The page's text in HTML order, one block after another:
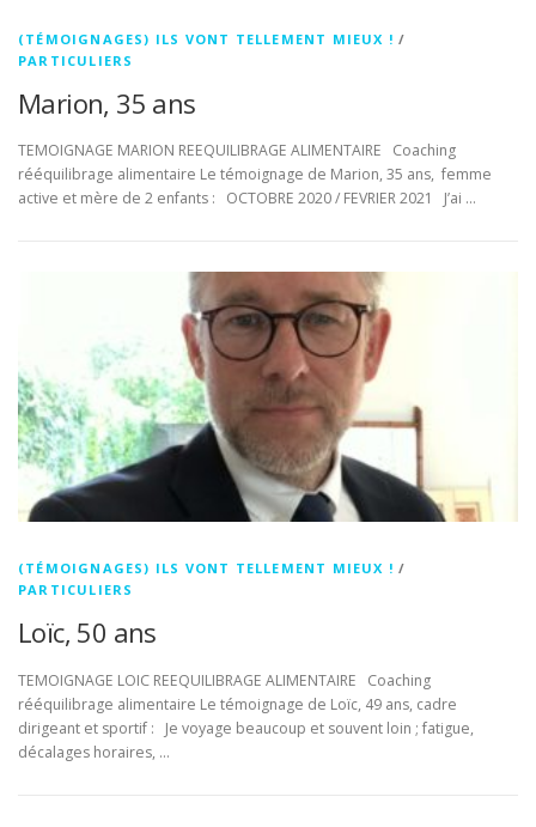
(TÉMOIGNAGES) ILS VONT TELLEMENT MIEUX ! /
PARTICULIERS
Marion, 35 ans
TEMOIGNAGE MARION REEQUILIBRAGE ALIMENTAIRE Coaching
rééquilibrage alimentaire Le témoignage de Marion, 35 ans, femme
active et mère de 2 enfants : OCTOBRE 2020 / FEVRIER 2021 J’ai …
(TÉMOIGNAGES) ILS VONT TELLEMENT MIEUX ! /
PARTICULIERS
Loïc, 50 ans
TEMOIGNAGE LOIC REEQUILIBRAGE ALIMENTAIRE Coaching
rééquilibrage alimentaire Le témoignage de Loïc, 49 ans, cadre
dirigeant et sportif : Je voyage beaucoup et souvent loin ; fatigue,
décalages horaires, …